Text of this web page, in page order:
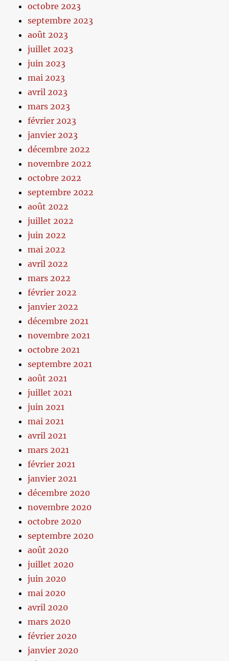
octobre 2023
septembre 2023
août 2023
juillet 2023
juin 2023
mai 2023
avril 2023
mars 2023
février 2023
janvier 2023
décembre 2022
novembre 2022
octobre 2022
septembre 2022
août 2022
juillet 2022
juin 2022
mai 2022
avril 2022
mars 2022
février 2022
janvier 2022
décembre 2021
novembre 2021
octobre 2021
septembre 2021
août 2021
juillet 2021
juin 2021
mai 2021
avril 2021
mars 2021
février 2021
janvier 2021
décembre 2020
novembre 2020
octobre 2020
septembre 2020
août 2020
juillet 2020
juin 2020
mai 2020
avril 2020
mars 2020
février 2020
janvier 2020